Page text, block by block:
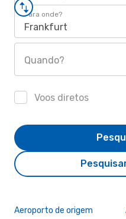
Para onde?
Frankfurt
Quando?
Voos diretos
Aeroporto de origem